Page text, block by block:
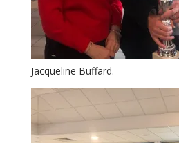
Jacqueline Buffard.